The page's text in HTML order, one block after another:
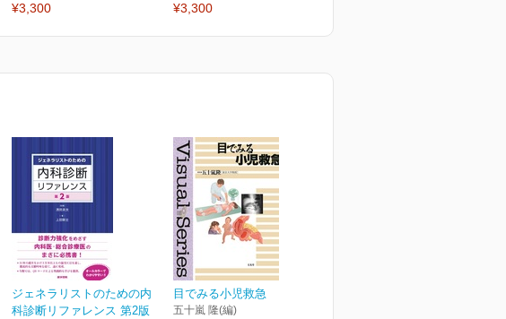
¥3,300 ¥3,300
ジェネラリストのための内
科診断リファレンス 第2版
目でみる小児救急
五十嵐 隆(編)